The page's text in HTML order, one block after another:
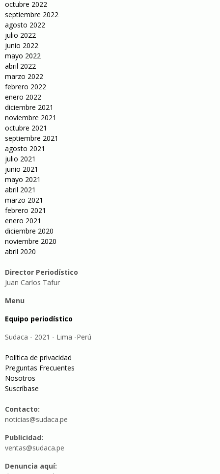
octubre 2022
septiembre 2022
agosto 2022
julio 2022
junio 2022
mayo 2022
abril 2022
marzo 2022
febrero 2022
enero 2022
diciembre 2021
noviembre 2021
octubre 2021
septiembre 2021
agosto 2021
julio 2021
junio 2021
mayo 2021
abril 2021
marzo 2021
febrero 2021
enero 2021
diciembre 2020
noviembre 2020
abril 2020
Director Periodístico
Juan Carlos Tafur
Menu
Equipo periodístico
Sudaca - 2021 - Lima -Perú
Política de privacidad
Preguntas Frecuentes
Nosotros
Suscríbase
Contacto:
noticias@sudaca.pe
Publicidad:
ventas@sudaca.pe
Denuncia aquí: